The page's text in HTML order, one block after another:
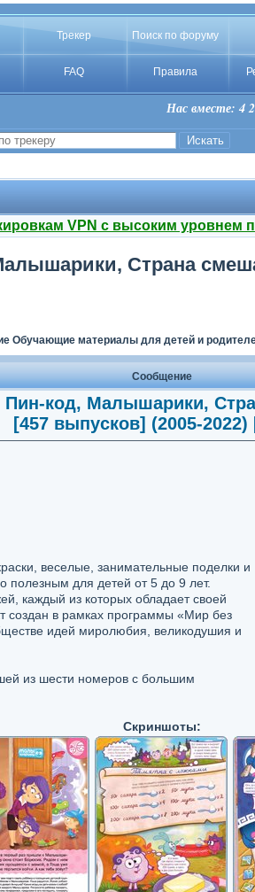
Трекер Поиск по форуму
FAQ Правила
Нас вместе: 4
VPN с высоким уровнем
Страна
Обучающие материалы для детей и
Сообщение
код, Малышарики,
[457 выпусков] (2005-2022)
веселые, занимательные поделки и
полезным для детей от 5 до 9 лет.
каждый из которых обладает своей
создан в рамках программы «Мир без
идей миролюбия, великодушия и
из шести номеров с большим
Скриншоты: